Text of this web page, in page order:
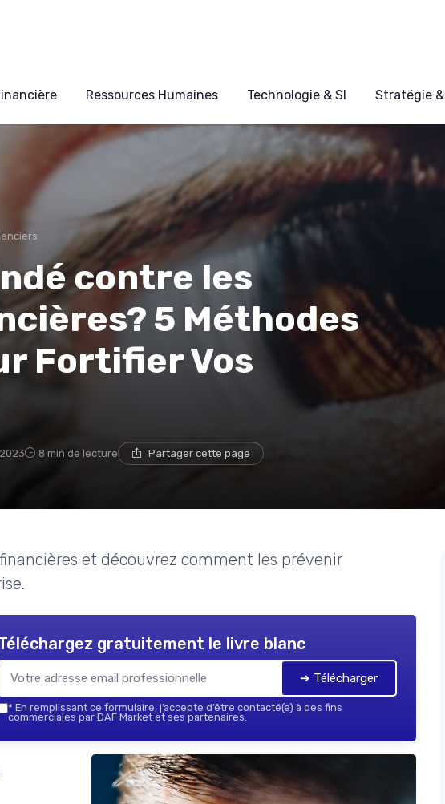
Ressources Humaines Technologie & SI Stratégie
contre les
5 Méthodes
Fortifier Vos
8 min de lecture Partager cette page
et découvrez comment les prévenir
gratuitement le livre blanc
➔ Télécharger
* En remplissant ce formulaire, j’accepte d’être contacté(e) à des fins
commerciales par DAF Market et ses partenaires.